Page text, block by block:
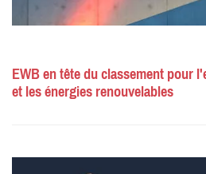
EWB en tête du classement pour
et les énergies renouvelables